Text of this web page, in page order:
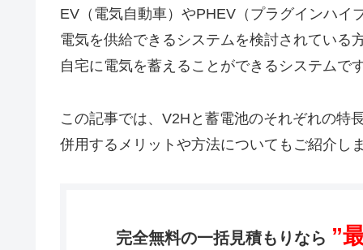
EV（電気自動車）やPHEV（プラグインハイ
電気を供給できるシステムを検討されている
自宅に電気を蓄えることができるシステムで
この記事では、V2Hと蓄電池のそれぞれの特
併用するメリットや方法についてもご紹介し
完全無料の一括見積もりなら ”